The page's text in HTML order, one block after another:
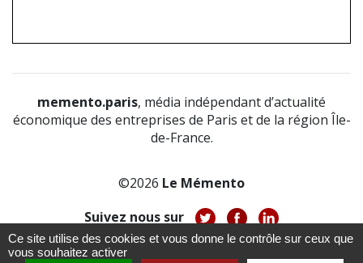
memento.paris, média indépendant d’actualité
économique des entreprises de Paris et de la région Île-
de-France.
©2026 Le Mémento
Suivez nous sur
À propos-Notice légale
Ce site utilise des cookies et vous donne le contrôle sur ceux que
vous souhaitez activer